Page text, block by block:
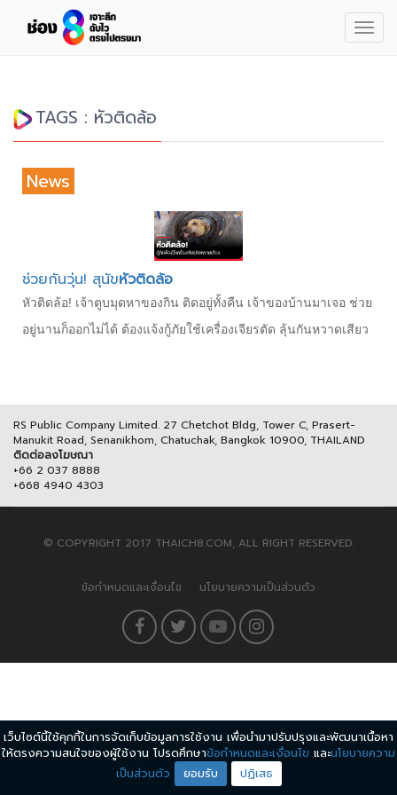
TAGS : หัวติดล้อ
News
ช่วยกันวุ่น! สุนัขหัวติดล้อ
หัวติดล้อ! เจ้าตูบมุดหาของกิน ติดอยู่ทั้งคืน เจ้าของบ้านมาเจอ ช่วย
อยู่นานก็ออกไม่ได้ ต้องแจ้งกู้ภัยใช้เครื่องเจียรตัด ลุ้นกันหวาดเสียว
RS Public Company Limited. 27 Chetchot Bldg, Tower C, Prasert-
Manukit Road, Senanikhom, Chatuchak, Bangkok 10900, THAILAND
ติดต่อลงโฆษณา
+66 2 037 8888
+668 4940 4303
© COPYRIGHT 2017 THAICH8.COM, ALL RIGHT RESERVED.
ข้อกำหนดและเงื่อนไข นโยบายความเป็นส่วนตัว
เว็บไซต์นี้ใช้คุกกี้ในการจัดเก็บข้อมูลการใช้งาน เพื่อนำมาปรับปรุงและพัฒนาเนื้อหา
ให้ตรงความสนใจของผู้ใช้งาน โปรดศึกษาข้อกำหนดและเงื่อนไข และนโยบายความ
เป็นส่วนตัว
ยอมรับ ปฏิเสธ